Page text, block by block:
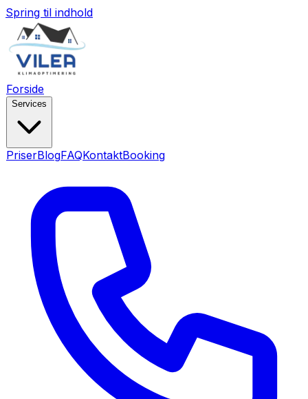
Spring til indhold
Forside
Services
PriserBlogFAQKontaktBooking